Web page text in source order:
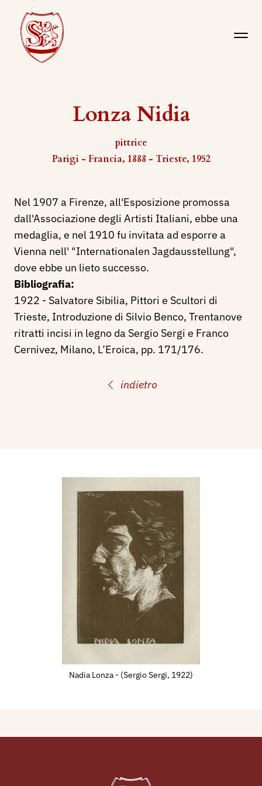
Lonza Nidia
pittrice
Parigi - Francia, 1888 - Trieste, 1952
indietro
Nel 1907 a Firenze, all'Esposizione promossa
dall'Associazione degli Artisti Italiani, ebbe una
medaglia, e nel 1910 fu invitata ad esporre a
Vienna nell' "Internationalen Jagdausstellung",
dove ebbe un lieto successo.
Bibliografia:
1922 - Salvatore Sibilia, Pittori e Scultori di
Trieste, Introduzione di Silvio Benco, Trentanove
ritratti incisi in legno da Sergio Sergi e Franco
Cernivez, Milano, L’Eroica, pp. 171/176.
Nadia Lonza - (Sergio Sergi, 1922)